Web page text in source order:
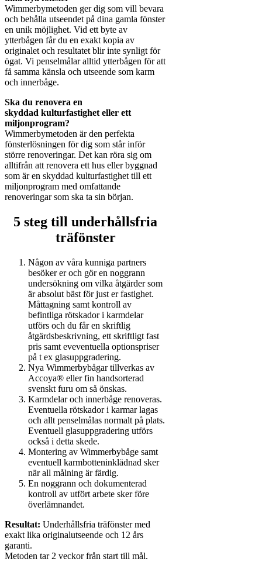
Wimmerbymetoden ger dig som vill bevara
och behålla utseendet på dina gamla fönster
en unik möjlighet. Vid ett byte av
ytterbågen får du en exakt kopia av
originalet och resultatet blir inte synligt för
ögat. Vi penselmålar alltid ytterbågen för att
få samma känsla och utseende som karm
och innerbåge.
Ska du renovera en
skyddad kulturfastighet eller ett
miljonprogram?
Wimmerbymetoden är den perfekta
fönsterlösningen för dig som står inför
större renoveringar. Det kan röra sig om
alltifrån att renovera ett hus eller byggnad
som är en skyddad kulturfastighet till ett
miljonprogram med omfattande
renoveringar som ska ta sin början.
5 steg till underhållsfria
träfönster
Någon av våra kunniga partners
besöker er och gör en noggrann
undersökning om vilka åtgärder som
är absolut bäst för just er fastighet.
Måttagning samt kontroll av
befintliga rötskador i karmdelar
utförs och du får en skriftlig
åtgärdsbeskrivning, ett skriftligt fast
pris samt eveventuella optionspriser
på t ex glasuppgradering.
Nya Wimmerbybågar tillverkas av
Accoya® eller fin handsorterad
svenskt furu om så önskas.
Karmdelar och innerbåge renoveras.
Eventuella rötskador i karmar lagas
och allt penselmålas normalt på plats.
Eventuell glasuppgradering utförs
också i detta skede.
Montering av Wimmerbybåge samt
eventuell karmbotteninklädnad sker
när all målning är färdig.
En noggrann och dokumenterad
kontroll av utfört arbete sker före
överlämnandet.
Resultat: Underhållsfria träfönster med
exakt lika originalutseende och 12 års
garanti.
Metoden tar 2 veckor från start till mål.